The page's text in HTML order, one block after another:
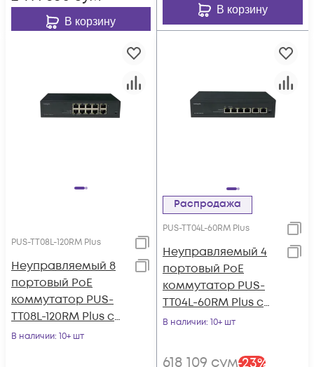
В корзину
В корзину
PUS-TT08L-120RM Plus
Неуправляемый 8
портовый PoE
коммутатор PUS-
TT08L-120RM Plus с
изоляцией портов и
В наличии: 10+ шт
Распродажа
PUS-TT04L-60RM Plus
Неуправляемый 4
портовый PoE
коммутатор PUS-
TT04L-60RM Plus с
изоляцией портов и
установки в стойку
В наличии: 10+ шт
618 109 сум